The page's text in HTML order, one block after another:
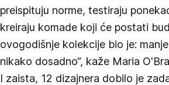
preispituju norme, testiraju
kreiraju komade koji će postati
ovogodišnje kolekcije bio je:
nikako dosadno“, kaže Maria
I zaista, 12 dizajnera dobilo je